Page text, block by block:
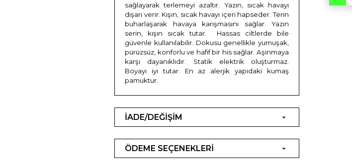
sağlayarak terlemeyi azaltır. Yazın, sıcak havayı
dışarı verir. Kışın, sıcak havayı içeri hapseder. Terin
buharlaşarak havaya karışmasını sağlar. Yazın
serin, kışın sıcak tutar.
Hassas ciltlerde bile
güvenle kullanılabilir. Dokusu genellikle yumuşak,
pürüzsüz, konforlu ve hafif bir his sağlar. Aşınmaya
karşı dayanıklıdır. Statik elektrik oluşturmaz.
Boyayı iyi tutar. En az alerjik yapıdaki kumaş
pamuktur.
İADE/DEĞİŞİM
ÖDEME SEÇENEKLERİ